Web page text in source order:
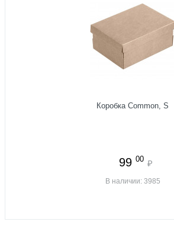
Коробка Common, S
99 00 ₽
В наличии: 3985